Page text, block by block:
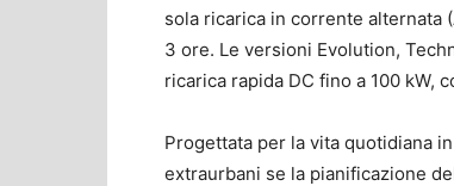
sola ricarica in corrente alternata
3 ore. Le versioni Evolution,
ricarica rapida DC fino a 100
Progettata per la vita quotidiana
extraurbani se la pianificazione